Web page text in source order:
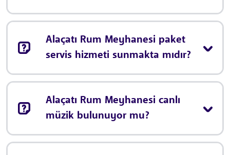
Alaçatı Rum Meyhanesi paket
servis hizmeti sunmakta mıdır?
Alaçatı Rum Meyhanesi canlı
müzik bulunuyor mu?